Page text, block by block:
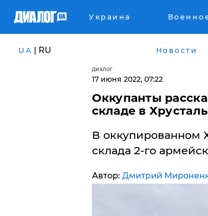
Украина
UA | RU Новости
ДИАЛОГ
17 июня 2022, 07:22
​Оккупанты
складе в
В оккупированном
склада 2-го
Автор: Дмитрий